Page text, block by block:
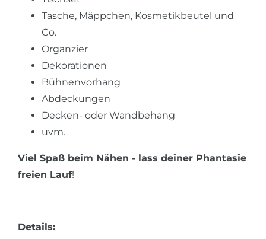
Tasche, Mäppchen, Kosmetikbeutel und
Co.
Organzier
Dekorationen
Bühnenvorhang
Abdeckungen
Decken- oder Wandbehang
uvm.
Viel Spaß beim Nähen - lass deiner Phantasie
freien Lauf!
Details: